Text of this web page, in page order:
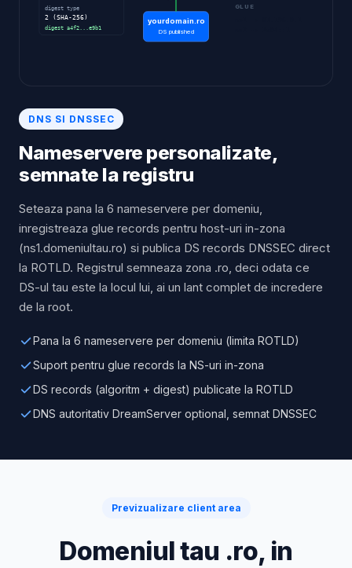
DNS SI DNSSEC
Nameservere personalizate,
semnate la registru
Seteaza pana la 6 nameservere per domeniu,
inregistreaza glue records pentru host-uri in-zona
(ns1.domeniultau.ro) si publica DS records DNSSEC direct
la ROTLD. Registrul semneaza zona .ro, deci odata ce
DS-ul tau este la locul lui, ai un lant complet de incredere
de la root.
Pana la 6 nameservere per domeniu (limita ROTLD)
Suport pentru glue records la NS-uri in-zona
DS records (algoritm + digest) publicate la ROTLD
DNS autoritativ DreamServer optional, semnat DNSSEC
yourdomain.ro
DS published
GLUE
digest type
2 (SHA-256)
digest a4f2...e9b1
Previzualizare client area
Domeniul tau .ro, in